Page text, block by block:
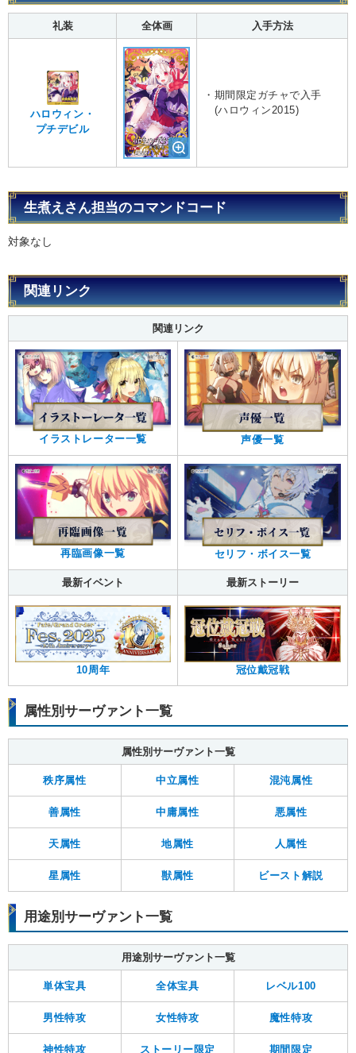
礼装 全体画 入手方法
ハロウィン・
プチデビル
・期間限定ガチャで入手
(ハロウィン2015)
生煮えさん担当のコマンドコード
対象なし
関連リンク
関連リンク
イラストレーター一覧 声優一覧
再臨画像一覧 セリフ・ボイス一覧
最新イベント 最新ストーリー
10周年 冠位戴冠戦
属性別サーヴァント一覧
属性別サーヴァント一覧
秩序属性 中立属性 混沌属性
善属性 中庸属性 悪属性
天属性 地属性 人属性
星属性 獣属性 ビースト解説
用途別サーヴァント一覧
用途別サーヴァント一覧
単体宝具 全体宝具 レベル100
男性特攻 女性特攻 魔性特攻
神性特攻 ストーリー限定 期間限定